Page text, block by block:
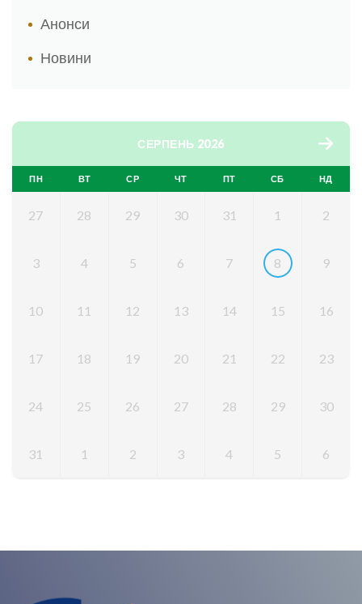
Анонси
Новини
СЕРПЕНЬ 2026
ПН ВТ СР ЧТ ПТ СБ НД
27 28 29 30 31 1 2
3 4 5 6 7 8 9
10 11 12 13 14 15 16
17 18 19 20 21 22 23
24 25 26 27 28 29 30
31 1 2 3 4 5 6